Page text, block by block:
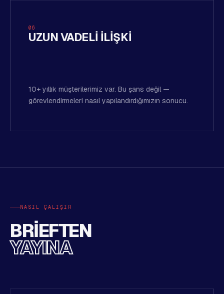
06
UZUN VADELI ILIŞKI
10+ yıllık müşterilerimiz var. Bu şans değil —
görevlendirmeleri nasıl yapılandırdığımızın sonucu.
NASIL ÇALIŞIR
BRIEFTEN
YAYINA